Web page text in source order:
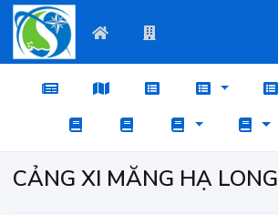
CẢNG XI MĂNG HẠ LONG